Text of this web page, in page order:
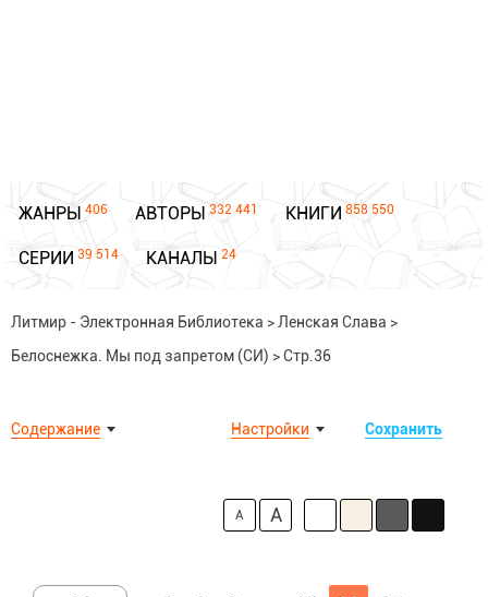
ЖАНРЫ 406 АВТОРЫ 332 441 КНИГИ 858 550
СЕРИИ 39 514 КАНАЛЫ 24
Литмир - Электронная Библиотека > Ленская Слава >
Белоснежка. Мы под запретом (СИ) >Стр.36
Содержание Сохранить
Настройки
A A